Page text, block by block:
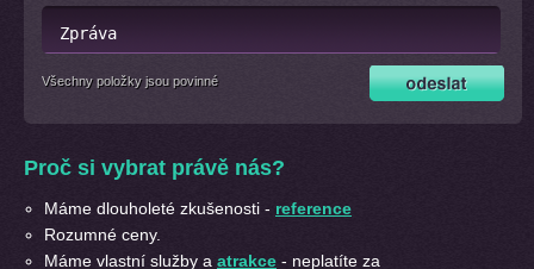
Všechny položky jsou povinné
Proč si vybrat právě nás?
Máme dlouholeté zkušenosti - reference
Rozumné ceny.
Máme vlastní služby a atrakce - neplatíte za